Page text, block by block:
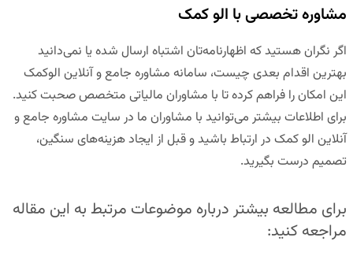
مشاوره تخصصی با الو کمک
اگر نگران هستید که اظهارنامه‌تان اشتباه ارسال شده یا نمی‌دانید
بهترین اقدام بعدی چیست، سامانه مشاوره جامع و آنلاین الوکمک
این امکان را فراهم کرده تا با مشاوران مالیاتی متخصص صحبت کنید.
برای اطلاعات بیشتر می‌توانید با مشاوران ما در سایت مشاوره جامع و
آنلاین الو کمک در ارتباط باشید و قبل از ایجاد هزینه‌های سنگین،
تصمیم درست بگیرید.
برای مطالعه بیشتر درباره موضوعات مرتبط به این مقاله
مراجعه کنید: